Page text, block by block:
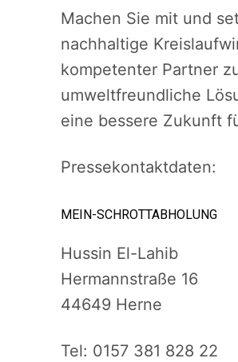
Machen Sie mit und
nachhaltige
kompetenter Partner
umweltfreundliche
eine bessere Zukunft
Pressekontaktdaten:
MEIN-SCHROTTABHOLUNG
Hussin El-Lahib
Hermannstraße 16
44649 Herne
Tel: 0157 381 828 22